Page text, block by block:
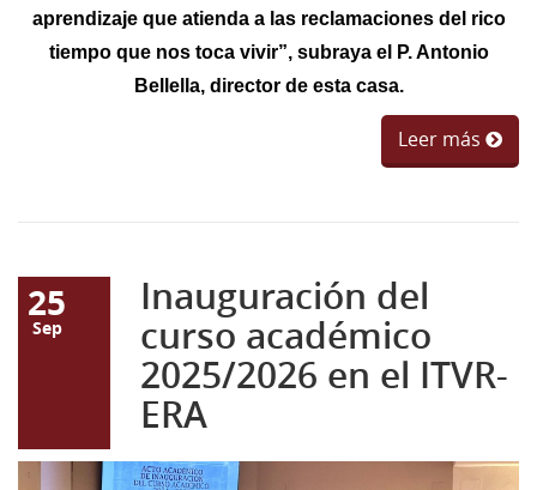
aprendizaje que atienda a las reclamaciones del rico
tiempo que nos toca vivir”, subraya el P. Antonio
Bellella, director de esta casa.
Leer más
25
Sep
Inauguración del
curso académico
2025/2026 en el ITVR-
ERA